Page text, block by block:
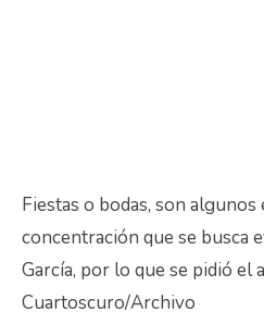
Fiestas o bodas, son algunos
concentración que se busca
García, por lo que se pidió el
Cuartoscuro/Archivo